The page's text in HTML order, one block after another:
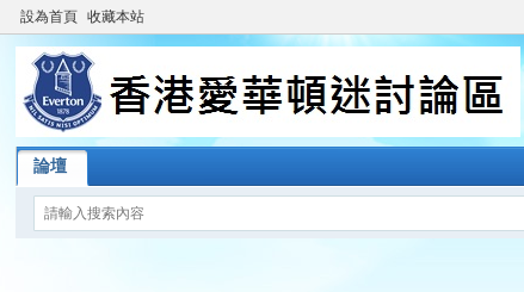
設為首頁 收藏本站
論壇